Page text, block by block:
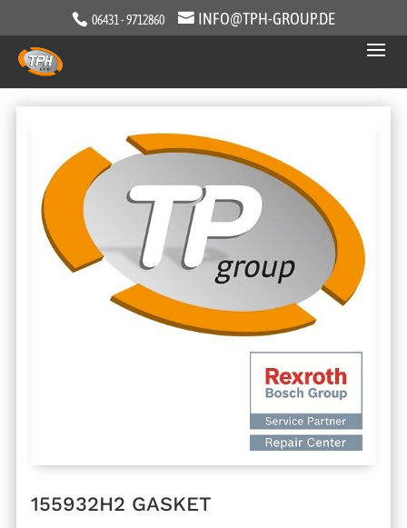
06431 - 9712860 INFO@TPH-GROUP.DE
155932H2 GASKET